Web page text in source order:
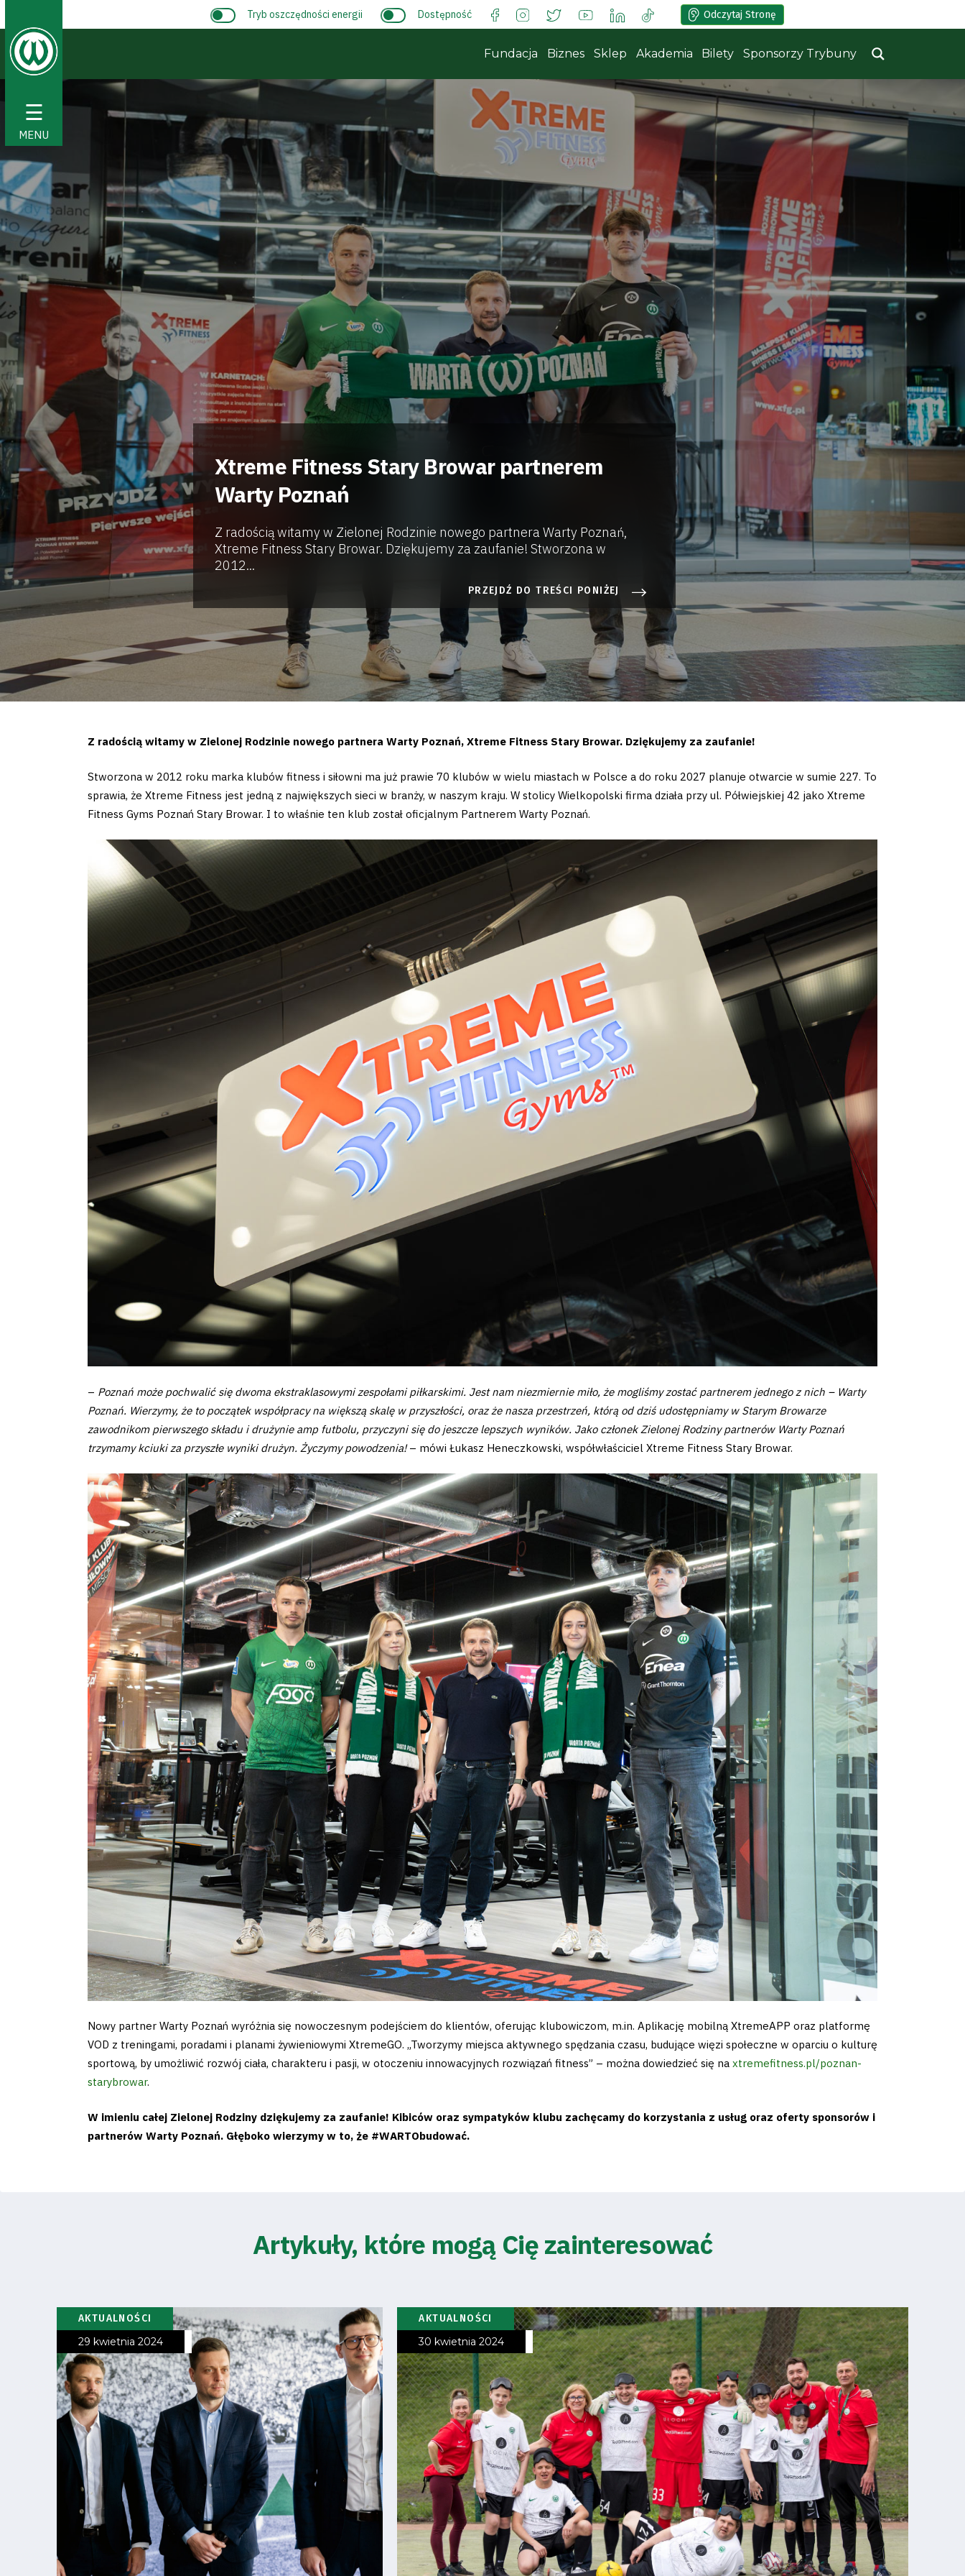
☰
MENU
terminarz
Kontakt
Pierwszy
Akademia
Aktualności
Fundacja
Sponsorzy
Trybuny
Polityka
Regulaminy
Warciarzy
#WARTOpobrać
pośredników
Tryb oszczędności energii Dostępność Odczytaj Stronę
Fundacja Biznes Sklep Akademia Bilety Sponsorzy Trybuny
Xtreme Fitness Stary Browar partnerem
Warty Poznań
Z radością witamy w Zielonej Rodzinie nowego partnera Warty Poznań,
Xtreme Fitness Stary Browar. Dziękujemy za zaufanie! Stworzona w
2012...
PRZEJDŹ DO TREŚCI PONIŻEJ
Z radością witamy w Zielonej Rodzinie nowego partnera Warty Poznań, Xtreme Fitness Stary Browar. Dziękujemy za zaufanie!
Stworzona w 2012 roku marka klubów fitness i siłowni ma już prawie 70 klubów w wielu miastach w Polsce a do roku 2027 planuje otwarcie w sumie 227. To
sprawia, że Xtreme Fitness jest jedną z największych sieci w branży, w naszym kraju. W stolicy Wielkopolski firma działa przy ul. Półwiejskiej 42 jako Xtreme
Fitness Gyms Poznań Stary Browar. I to właśnie ten klub został oficjalnym Partnerem Warty Poznań.
– Poznań może pochwalić się dwoma ekstraklasowymi zespołami piłkarskimi. Jest nam niezmiernie miło, że mogliśmy zostać partnerem jednego z nich – Warty
Poznań. Wierzymy, że to początek współpracy na większą skalę w przyszłości, oraz że nasza przestrzeń, którą od dziś udostępniamy w Starym Browarze
zawodnikom pierwszego składu i drużynie amp futbolu, przyczyni się do jeszcze lepszych wyników. Jako członek Zielonej Rodziny partnerów Warty Poznań
trzymamy kciuki za przyszłe wyniki drużyn. Życzymy powodzenia!– mówi Łukasz Heneczkowski, współwłaściciel Xtreme Fitness Stary Browar.
Nowy partner Warty Poznań wyróżnia się nowoczesnym podejściem do klientów, oferując klubowiczom, m.in. Aplikację mobilną XtremeAPP oraz platformę
VOD z treningami, poradami i planami żywieniowymi XtremeGO. „Tworzymy miejsca aktywnego spędzania czasu, budujące więzi społeczne w oparciu o kulturę
sportową, by umożliwić rozwój ciała, charakteru i pasji, w otoczeniu innowacyjnych rozwiązań fitness” – można dowiedzieć się na xtremefitness.pl/poznan-
starybrowar.
W imieniu całej Zielonej Rodziny dziękujemy za zaufanie! Kibiców oraz sympatyków klubu zachęcamy do korzystania z usług oraz oferty sponsorów i
partnerów Warty Poznań. Głęboko wierzymy w to, że #WARTObudować.
Artykuły, które mogą Cię zainteresować
AKTUALNOŚCI
29 kwietnia 2024
AKTUALNOŚCI
30 kwietnia 2024